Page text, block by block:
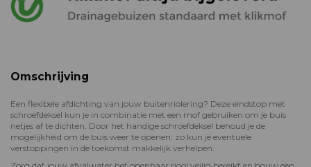
Omschrijving
Een flexibele afdichting van jouw buitenriolering? Deze eindstop met
schroefdeksel kun je in combinatie met een mof gebruiken om je buis
netjes af te dichten. Door het handige schroefdeksel behoud je de
mogelijkheid om de buis weer te openen: zo kun je eventuele
verstoppingen in de toekomst makkelijk verhelpen.